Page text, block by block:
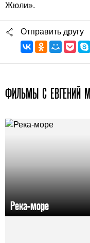
Жюли».
Отправить другу
ФИЛЬМЫ С ЕВГЕНИЙ
Река-море